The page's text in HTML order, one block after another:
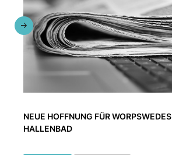
NEUE HOFFNUNG FÜR WORPSWEDES
HALLENBAD